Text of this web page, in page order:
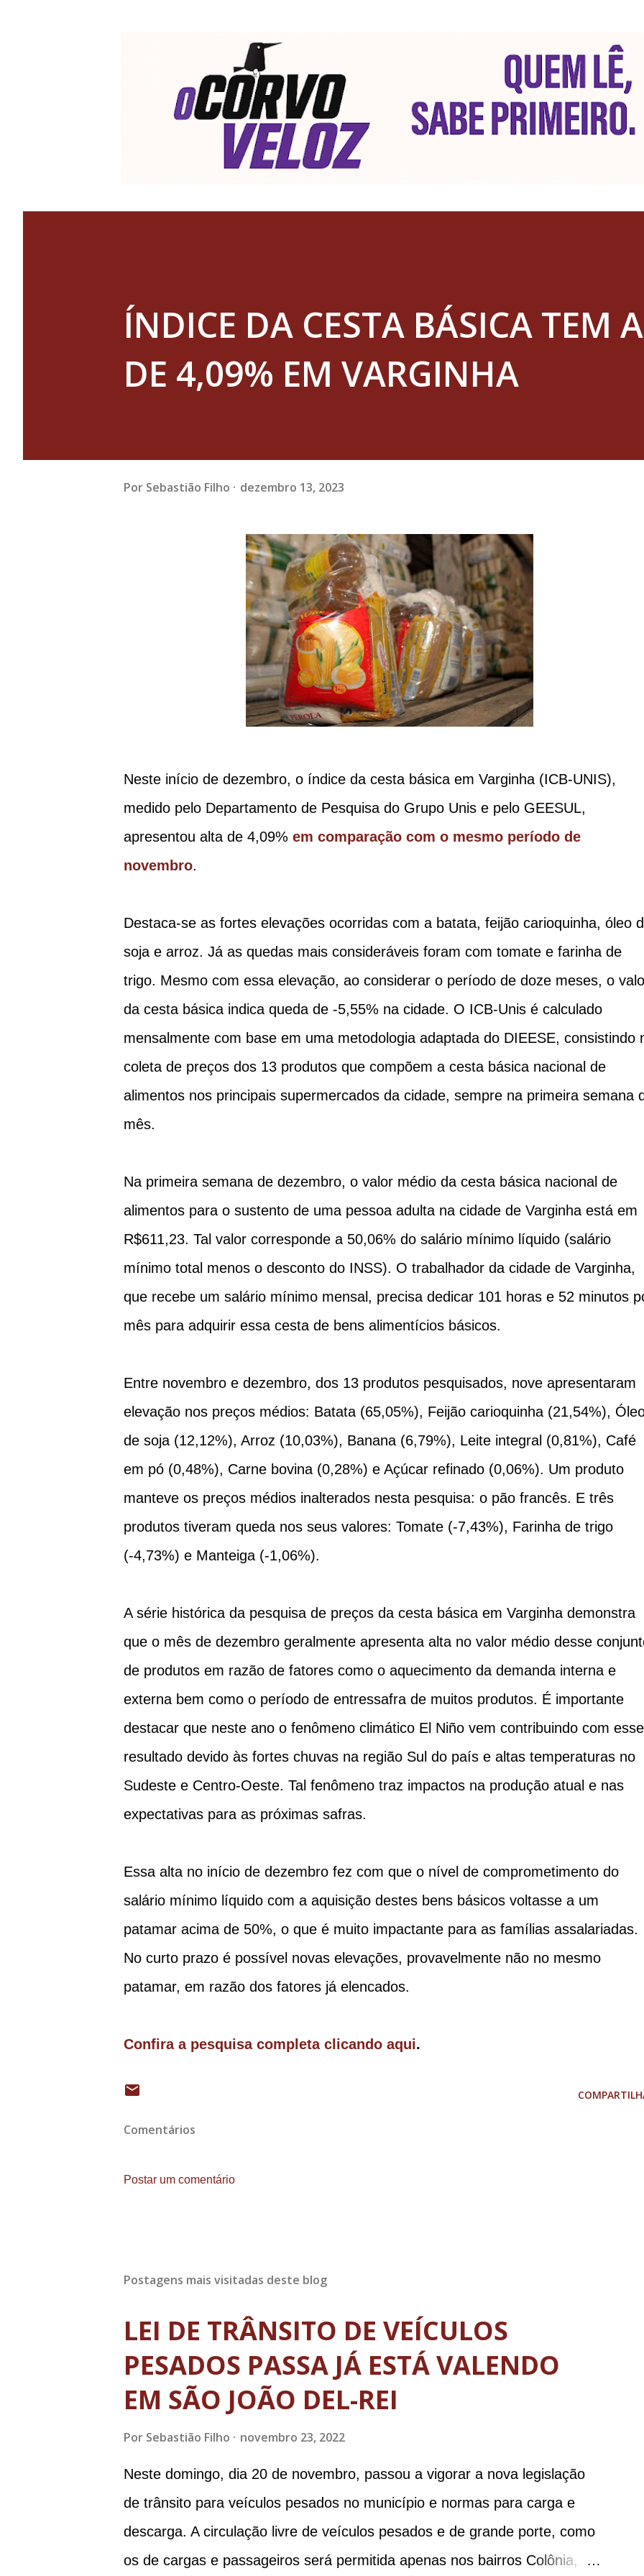
ÍNDICE DA CESTA BÁSICA TEM
DE 4,09% EM VARGINHA
Por Sebastião Filho dezembro 13, 2023
Neste início de dezembro, o índice da cesta básica em Varginha (ICB-UNIS),
medido pelo Departamento de Pesquisa do Grupo Unis e pelo GEESUL,
apresentou alta de 4,09% em comparação com o mesmo período de
novembro.
Destaca-se as fortes elevações ocorridas com a batata, feijão carioquinha, óleo
soja e arroz. Já as quedas mais consideráveis foram com tomate e farinha de
trigo. Mesmo com essa elevação, ao considerar o período de doze meses, o
da cesta básica indica queda de -5,55% na cidade. O ICB-Unis é calculado
mensalmente com base em uma metodologia adaptada do DIEESE, consistindo
coleta de preços dos 13 produtos que compõem a cesta básica nacional de
alimentos nos principais supermercados da cidade, sempre na primeira semana
mês.
Na primeira semana de dezembro, o valor médio da cesta básica nacional de
alimentos para o sustento de uma pessoa adulta na cidade de Varginha está em
R$611,23. Tal valor corresponde a 50,06% do salário mínimo líquido (salário
mínimo total menos o desconto do INSS). O trabalhador da cidade de Varginha,
que recebe um salário mínimo mensal, precisa dedicar 101 horas e 52 minutos
mês para adquirir essa cesta de bens alimentícios básicos.
Entre novembro e dezembro, dos 13 produtos pesquisados, nove apresentaram
elevação nos preços médios: Batata (65,05%), Feijão carioquinha (21,54%),
de soja (12,12%), Arroz (10,03%), Banana (6,79%), Leite integral (0,81%), Café
em pó (0,48%), Carne bovina (0,28%) e Açúcar refinado (0,06%). Um produto
manteve os preços médios inalterados nesta pesquisa: o pão francês. E três
produtos tiveram queda nos seus valores: Tomate (-7,43%), Farinha de trigo
(-4,73%) e Manteiga (-1,06%).
A série histórica da pesquisa de preços da cesta básica em Varginha demonstra
que o mês de dezembro geralmente apresenta alta no valor médio desse
de produtos em razão de fatores como o aquecimento da demanda interna e
externa bem como o período de entressafra de muitos produtos. É importante
destacar que neste ano o fenômeno climático El Niño vem contribuindo com esse
resultado devido às fortes chuvas na região Sul do país e altas temperaturas no
Sudeste e Centro-Oeste. Tal fenômeno traz impactos na produção atual e nas
expectativas para as próximas safras.
Essa alta no início de dezembro fez com que o nível de comprometimento do
salário mínimo líquido com a aquisição destes bens básicos voltasse a um
patamar acima de 50%, o que é muito impactante para as famílias assalariadas.
No curto prazo é possível novas elevações, provavelmente não no mesmo
patamar, em razão dos fatores já elencados.
Confira a pesquisa completa clicando aqui.
Comentários
Postar um comentário
Postagens mais visitadas deste blog
LEI DE TRÂNSITO DE VEÍCULOS
PESADOS PASSA JÁ ESTÁ VALENDO
EM SÃO JOÃO DEL-REI
Por Sebastião Filho novembro 23, 2022
Neste domingo, dia 20 de novembro, passou a vigorar a nova legislação
de trânsito para veículos pesados no município e normas para carga e
descarga. A circulação livre de veículos pesados e de grande porte, como
os de cargas e passageiros será permitida apenas nos bairros Colônia,